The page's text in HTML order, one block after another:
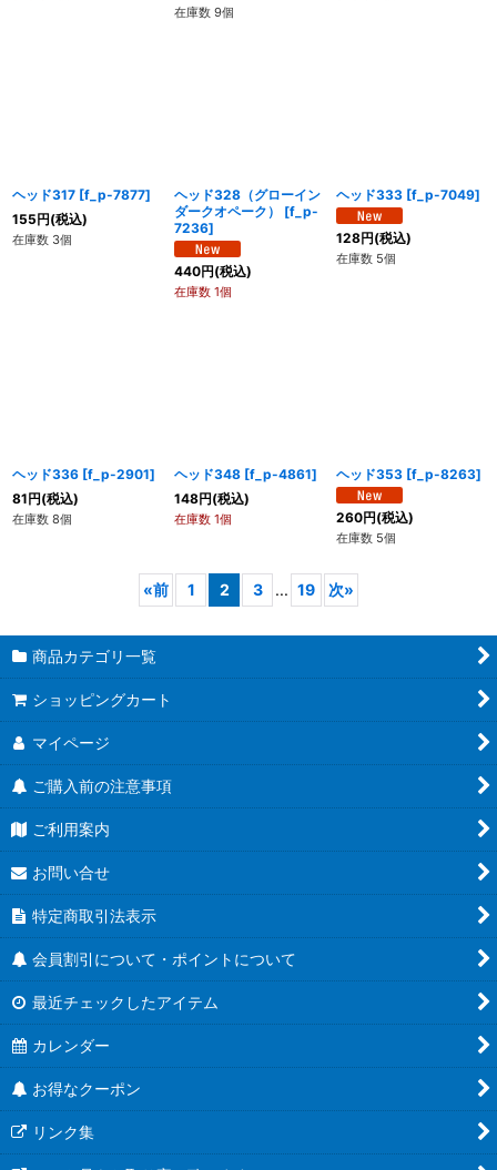
在庫数 9個
ヘッド317 [f_p-7877]
155円(税込)
在庫数 3個
ヘッド328（グローイン
ダークオペーク）
[f_p-
7236]
440円(税込)
在庫数 1個
ヘッド333 [f_p-7049]
128円(税込)
在庫数 5個
ヘッド336 [f_p-2901]
81円(税込)
在庫数 8個
ヘッド348 [f_p-4861]
148円(税込)
在庫数 1個
ヘッド353 [f_p-8263]
260円(税込)
在庫数 5個
«前 1 2 3 ... 19 次»
商品カテゴリ一覧
ショッピングカート
マイページ
ご購入前の注意事項
ご利用案内
お問い合せ
特定商取引法表示
会員割引について・ポイントについて
最近チェックしたアイテム
カレンダー
お得なクーポン
リンク集